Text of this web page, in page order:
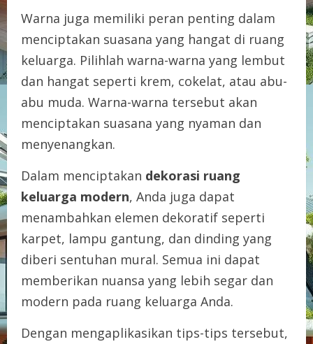
Warna juga memiliki peran penting dalam
menciptakan suasana yang hangat di ruang
keluarga. Pilihlah warna-warna yang lembut
dan hangat seperti krem, cokelat, atau abu-
abu muda. Warna-warna tersebut akan
menciptakan suasana yang nyaman dan
menyenangkan.
Dalam menciptakan dekorasi ruang
keluarga modern, Anda juga dapat
menambahkan elemen dekoratif seperti
karpet, lampu gantung, dan dinding yang
diberi sentuhan mural. Semua ini dapat
memberikan nuansa yang lebih segar dan
modern pada ruang keluarga Anda.
Dengan mengaplikasikan tips-tips tersebut,